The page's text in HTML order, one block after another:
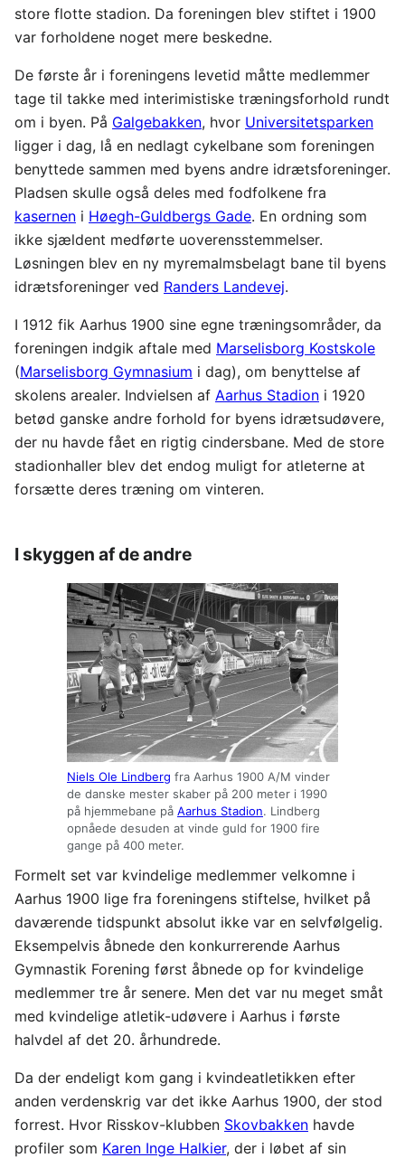
store flotte stadion. Da foreningen blev stiftet i 1900
var forholdene noget mere beskedne.
De første år i foreningens levetid måtte medlemmer
tage til takke med interimistiske træningsforhold rundt
om i byen. På Galgebakken, hvor Universitetsparken
ligger i dag, lå en nedlagt cykelbane som foreningen
benyttede sammen med byens andre idrætsforeninger.
Pladsen skulle også deles med fodfolkene fra
kasernen i Høegh-Guldbergs Gade. En ordning som
ikke sjældent medførte uoverensstemmelser.
Løsningen blev en ny myremalmsbelagt bane til byens
idrætsforeninger ved Randers Landevej.
I 1912 fik Aarhus 1900 sine egne træningsområder, da
foreningen indgik aftale med Marselisborg Kostskole
(Marselisborg Gymnasium i dag), om benyttelse af
skolens arealer. Indvielsen af Aarhus Stadion i 1920
betød ganske andre forhold for byens idrætsudøvere,
der nu havde fået en rigtig cindersbane. Med de store
stadionhaller blev det endog muligt for atleterne at
forsætte deres træning om vinteren.
I skyggen af de andre
Niels Ole Lindberg fra Aarhus 1900 A/M vinder
de danske mester skaber på 200 meter i 1990
på hjemmebane på Aarhus Stadion. Lindberg
opnåede desuden at vinde guld for 1900 fire
gange på 400 meter.
Formelt set var kvindelige medlemmer velkomne i
Aarhus 1900 lige fra foreningens stiftelse, hvilket på
daværende tidspunkt absolut ikke var en selvfølgelig.
Eksempelvis åbnede den konkurrerende Aarhus
Gymnastik Forening først åbnede op for kvindelige
medlemmer tre år senere. Men det var nu meget småt
med kvindelige atletik-udøvere i Aarhus i første
halvdel af det 20. århundrede.
Da der endeligt kom gang i kvindeatletikken efter
anden verdenskrig var det ikke Aarhus 1900, der stod
forrest. Hvor Risskov-klubben Skovbakken havde
profiler som Karen Inge Halkier, der i løbet af sin